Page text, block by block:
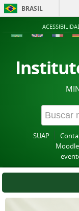
BRASIL
SUAP
Moodle